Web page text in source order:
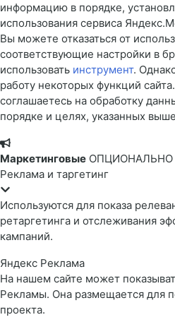
информацию в порядке,
использования сервиса
Вы можете отказаться от
соответствующие настройки в
использовать инструмент.
работу некоторых функций
соглашаетесь на обработку
порядке и целях, указанных
Маркетинговые ОПЦИОНАЛЬНО
Реклама и таргетинг
Используются для показа
ретаргетинга и отслеживания
кампаний.
Яндекс Реклама
На нашем сайте может
Рекламы. Она размещается для
проекта.